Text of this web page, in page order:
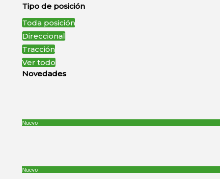
Tipo de posición
Toda posición
Direccional
Tracción
Ver todo
Novedades
Nuevo
Nuevo